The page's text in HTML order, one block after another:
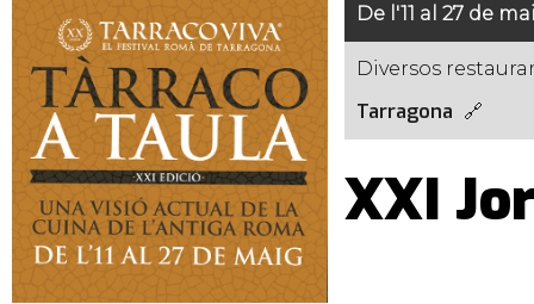
De l'11 al 27 de
Diversos
Tarragona
XXI